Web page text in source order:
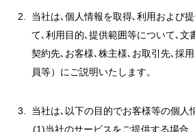
当社は､個人情報を取得､利用および
て､利用目的､提供範囲等について､文
契約先､お客様､株主様､お取引先､採
員等）にご説明いたします。
当社は､以下の目的でお客様等の個人
(1)当社のサービスをご提供する場合